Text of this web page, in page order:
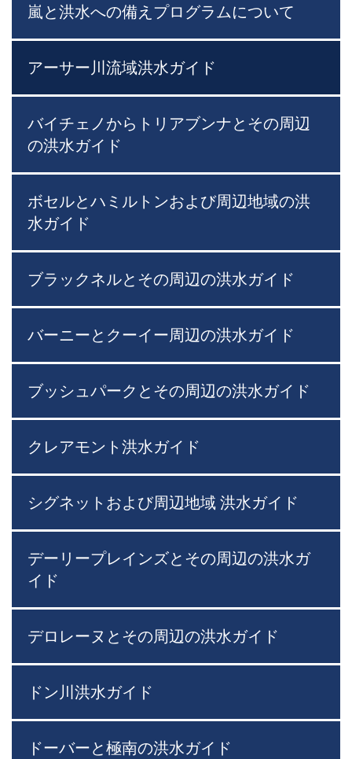
嵐と洪水への備えプログラムについて
アーサー川流域洪水ガイド
バイチェノからトリアブンナとその周辺
の洪水ガイド
ボセルとハミルトンおよび周辺地域の洪
水ガイド
ブラックネルとその周辺の洪水ガイド
バーニーとクーイー周辺の洪水ガイド
ブッシュパークとその周辺の洪水ガイド
クレアモント洪水ガイド
シグネットおよび周辺地域 洪水ガイド
デーリープレインズとその周辺の洪水ガ
イド
デロレーヌとその周辺の洪水ガイド
ドン川洪水ガイド
ドーバーと極南の洪水ガイド